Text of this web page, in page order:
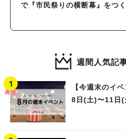
で『市民祭りの横断幕』をつ
手形アートで彩ろう！
週間人気記
【今週末のイ
8日(土)〜11日(